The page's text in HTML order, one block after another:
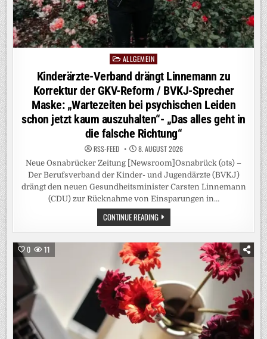
Posted
in
ALLGEMEIN
Kinderärzte-Verband drängt Linnemann zu
Korrektur der GKV-Reform / BVKJ-Sprecher
Maske: „Wartezeiten bei psychischen Leiden
schon jetzt kaum auszuhalten“- „Das alles geht in
die falsche Richtung“
RSS-FEED 8. AUGUST 2026
Neue Osnabrücker Zeitung [Newsroom]Osnabrück (ots) –
Der Berufsverband der Kinder- und Jugendärzte (BVKJ)
drängt den neuen Gesundheitsminister Carsten Linnemann
(CDU) zur Rücknahme von Einsparungen in…
CONTINUE READINGKINDERÄRZTE-
VERBAND
DRÄNGT
ZU
KORREKTUR
DER
GKV-
REFORM
/
BVKJ-
SPRECHER
MASKE:
„WARTEZEITEN
BEI
PSYCHISCHEN
0 11